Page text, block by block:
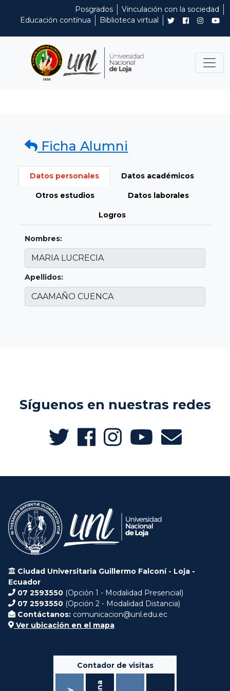
Posgrados
Vinculación con la sociedad
Educación contínua
Biblioteca virtual
Ficha Alumni
Datos personales Datos académicos
Otros estudios Datos laborales
Logros
Nombres:
Apellidos:
Síguenos en nuestras redes
Ciudad Universitaria Guillermo Falconí - Loja -
Ecuador
07 2593550 (Opción 1 - Modalidad Presencial)
07 2593550 (Opción 2 - Modalidad Distancia)
Contáctanos: comunicacion@unl.edu.ec
Ver ubicación en el mapa
Contador de visitas